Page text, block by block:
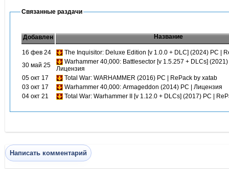
Связанные раздачи
Добавлен Название
16 фев 24
The Inquisitor: Deluxe Edition [v 1.0.0 + DLC] (2024) PC |
30 май 25
Warhammer 40,000: Battlesector [v 1.5.257 + DLCs] (2021)
Лицензия
05 окт 17
Total War: WARHAMMER (2016) PC | RePack by xatab
03 окт 17
Warhammer 40,000: Armageddon (2014) PC | Лицензия
04 окт 21
Total War: Warhammer II [v 1.12.0 + DLCs] (2017) PC |
Написать комментарий